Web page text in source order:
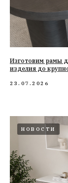
Изготовим рамы
изделия до
23.07.2026
НОВОСТИ